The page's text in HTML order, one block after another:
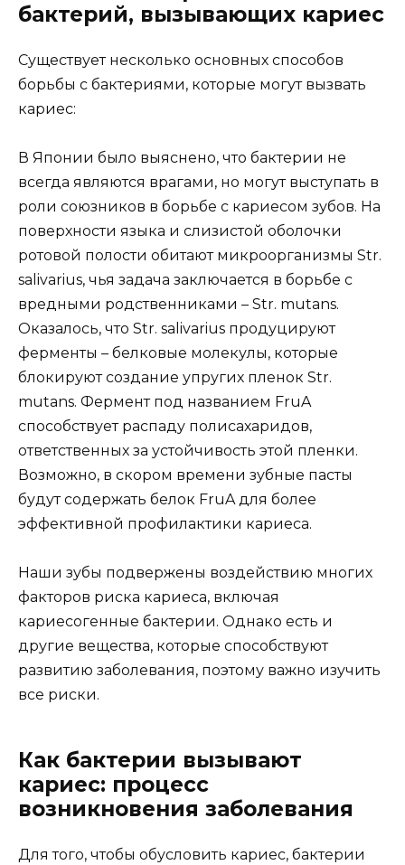
бактерий, вызывающих кариес
Существует несколько основных способов
борьбы с бактериями, которые могут вызвать
кариес:
В Японии было выяснено, что бактерии не
всегда являются врагами, но могут выступать в
роли союзников в борьбе с кариесом зубов. На
поверхности языка и слизистой оболочки
ротовой полости обитают микроорганизмы Str.
salivarius, чья задача заключается в борьбе с
вредными родственниками – Str. mutans.
Оказалось, что Str. salivarius продуцируют
ферменты – белковые молекулы, которые
блокируют создание упругих пленок Str.
mutans. Фермент под названием FruA
способствует распаду полисахаридов,
ответственных за устойчивость этой пленки.
Возможно, в скором времени зубные пасты
будут содержать белок FruA для более
эффективной профилактики кариеса.
Наши зубы подвержены воздействию многих
факторов риска кариеса, включая
кариесогенные бактерии. Однако есть и
другие вещества, которые способствуют
развитию заболевания, поэтому важно изучить
все риски.
Как бактерии вызывают
кариес: процесс
возникновения заболевания
Для того, чтобы обусловить кариес, бактерии